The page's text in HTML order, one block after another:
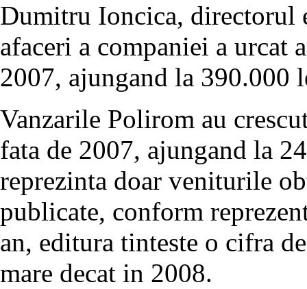
Dumitru Ioncica, directorul
afaceri a companiei a urcat
2007, ajungand la 390.000
Vanzarile Polirom au
fata de 2007, ajungand la
reprezinta doar veniturile
publicate, conform
an, editura tinteste o cifra
mare decat in 2008.